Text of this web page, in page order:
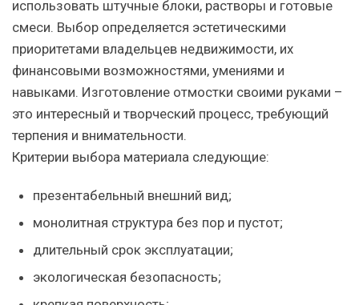
использовать штучные блоки, растворы и готовые
смеси. Выбор определяется эстетическими
приоритетами владельцев недвижимости, их
финансовыми возможностями, умениями и
навыками. Изготовление отмостки своими руками –
это интересный и творческий процесс, требующий
терпения и внимательности.
Критерии выбора материала следующие:
презентабельный внешний вид;
монолитная структура без пор и пустот;
длительный срок эксплуатации;
экологическая безопасность;